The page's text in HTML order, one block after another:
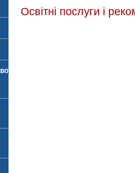
Освітні послуги і